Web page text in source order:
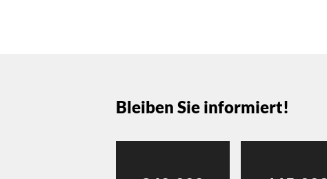
Bleiben Sie informiert!